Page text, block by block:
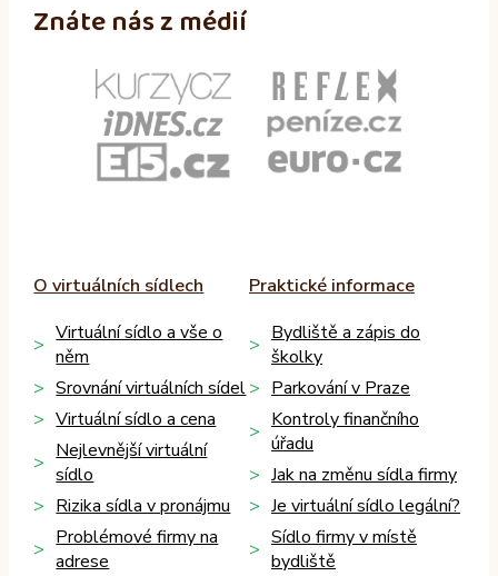
Znáte nás z médií
O virtuálních sídlech
Virtuální sídlo a vše o
něm
Srovnání virtuálních sídel
Virtuální sídlo a cena
Nejlevnější virtuální
sídlo
Rizika sídla v pronájmu
Problémové firmy na
adrese
Praktické informace
Bydliště a zápis do
školky
Parkování v Praze
Kontroly finančního
úřadu
Jak na změnu sídla firmy
Je virtuální sídlo legální?
Sídlo firmy v místě
bydliště